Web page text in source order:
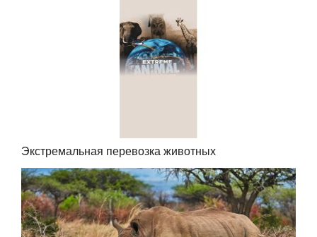
Экстремальная перевозка животных